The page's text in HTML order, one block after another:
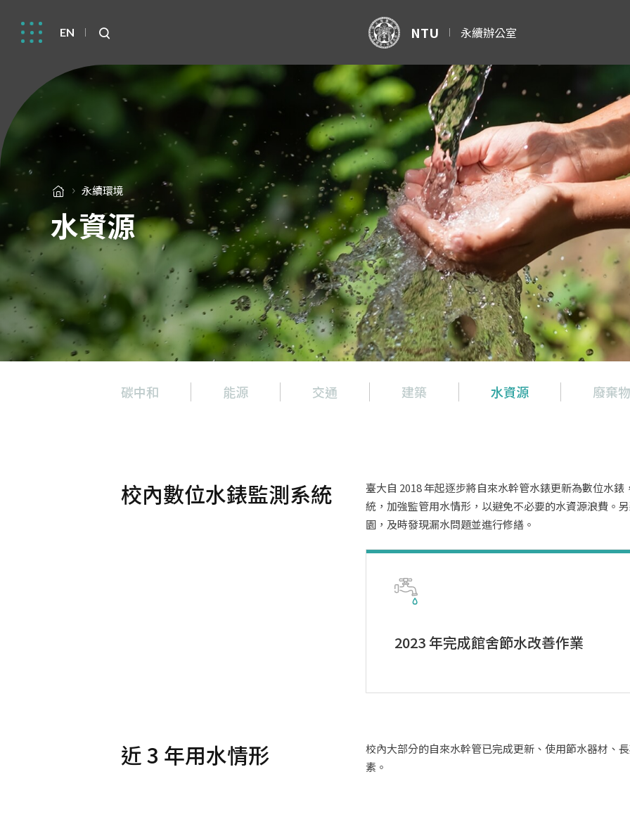
EN NTU 永續辦公室
永續環境
水資源
碳中和 能源 交通 建築 水資源 廢棄物
校內數位水錶監測系統
臺大自 2018 年起逐步將自來水幹管水錶更新為數位水
統，加強監管用水情形，以避免不必要的水資源浪費。
園，及時發現漏水問題並進行修繕。
2023 年完成館舍節水改善作業
近 3 年用水情形
校內大部分的自來水幹管已完成更新、使用節水器材、
素。